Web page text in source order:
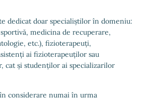
dedicat doar specialiștilor în domeniu:
medicina de recuperare,
etc.), fizioterapeuți,
ai fizioterapeuților sau
cat și studenților ai specializarilor
considerare numai în urma